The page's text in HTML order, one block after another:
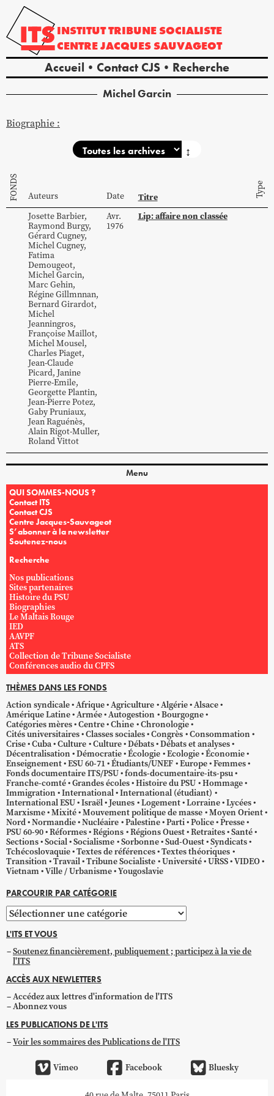
INSTITUTTRIBUNE SOCIALISTE
CENTREJACQUES SAUVAGEOT
Accueil Contact CJS Recherche
MichelGarcin
Biographie :
↕
FONDS Auteurs Date Titre Type
JosetteBarbier,
RaymondBurgy,
GérardCugney,
MichelCugney,
Fatima
Demougeot,
MichelGarcin,
MarcGehin,
RégineGillmnnan,
BernardGirardot,
Michel
Jeanningros,
FrançoiseMaillot,
MichelMousel,
CharlesPiaget,
Jean-Claude
Picard, Janine
Pierre-Emile,
GeorgettePlantin,
Jean-PierrePotez,
GabyPruniaux,
JeanRaguénès,
AlainRigot-Muller,
RolandVittot
Avr.
1976
Lip: affaire non classée
Menu
QUI SOMMES-NOUS ?
Contact ITS
Contact CJS
Centre Jacques-Sauvageot
S’abonner à la newsletter
Soutenez-nous
Recherche
Nos publications
Sites partenaires
Histoire du PSU
Biographies
Le Maltais Rouge
IED
AAVPF
ATS
Collection de Tribune Socialiste
Conférences audio du CPFS
THÈMES DANS LES FONDS
Action syndicale Afrique Agriculture Algérie Alsace
Amérique Latine Armée Autogestion
Bourgogne
Catégories mères Centre Chine Chronologie
Cités universitaires Classes sociales Congrès Consommation
Crise Cuba Culture Culture Débats Débats et analyses
Décentralisation Démocratie Écologie Ecologie Économie
Enseignement ESU 60-71 Étudiants/UNEF Europe Femmes
Fonds documentaire ITS/PSU fonds-documentaire-its-psu
Franche-comté Grandes écoles Histoire du PSU Hommage
Immigration International International (étudiant)
International ESU Israël Jeunes Logement Lorraine Lycées
Marxisme Mixité Mouvement politique de masse Moyen Orient
Nord Normandie Nucléaire Palestine Parti Police Presse
PSU 60-90 Réformes Régions Régions Ouest Retraites Santé
Sections Social Socialisme Sorbonne Sud-Ouest Syndicats
Tchécoslovaquie Textes de références Textes théoriques
Transition Travail Tribune Socialiste Université URSS VIDEO
Vietnam Ville / Urbanisme Yougoslavie
PARCOURIR PAR CATÉGORIE
Parcourir
par
catégorie
L'ITS ET VOUS
Soutenez financièrement, publiquement ; participez à la vie de
l'ITS
ACCÈS AUX NEWLETTERS
Accédez aux lettres d'information de l'ITS
Abonnez vous
LES PUBLICATIONS DE L'ITS
Voir les sommaires des Publications de l'ITS
Vimeo Facebook Bluesky